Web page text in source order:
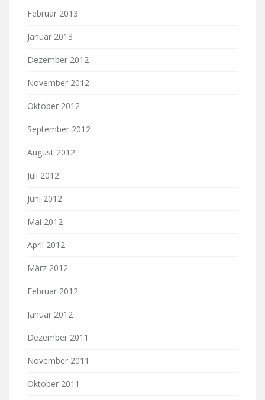
Februar 2013
Januar 2013
Dezember 2012
November 2012
Oktober 2012
September 2012
August 2012
Juli 2012
Juni 2012
Mai 2012
April 2012
März 2012
Februar 2012
Januar 2012
Dezember 2011
November 2011
Oktober 2011